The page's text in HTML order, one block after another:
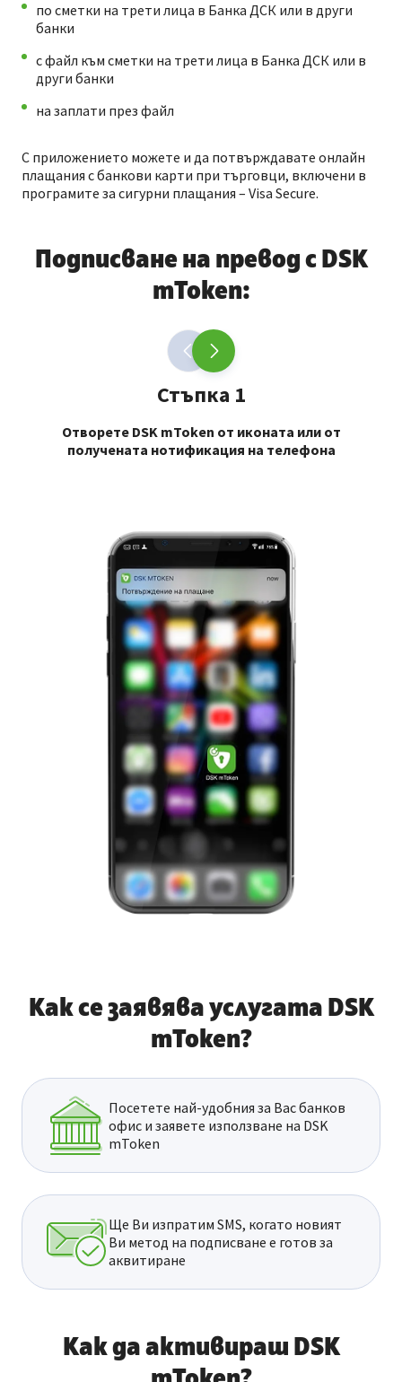
по сметки на трети лица в Банка ДСК или в други
банки
с файл към сметки на трети лица в Банка ДСК или в
други банки
на заплати през файл
С приложението можете и да потвърждавате онлайн
плащания с банкови карти при търговци, включени в
програмите за сигурни плащания – Visa Secure.
Подписване на превод с DSK
mToken:
Стъпка 1
Отворете DSK mToken от иконата или от
получената нотификация на телефона
Как се заявява услугата DSK
mToken?
Посетете най-удобния за Вас банков
офис и заявете използване на DSK
mToken
Ще Ви изпратим SMS, когато новият
Ви метод на подписване е готов за
аквитиране
Как да активираш DSK